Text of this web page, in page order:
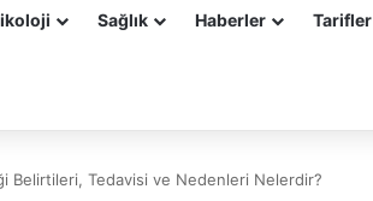
Sağlık Haberler Tarifler
Belirtileri, Tedavisi ve Nedenleri Nelerdir?